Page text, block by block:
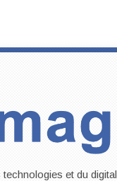
et du digital